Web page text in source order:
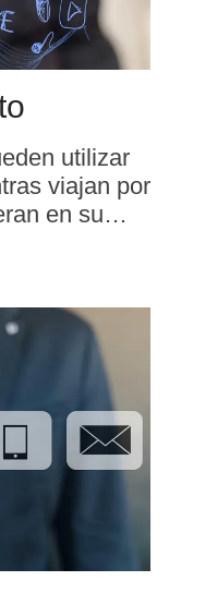
utilizar
viajan por
en su
si su
ilimitados
muy barata,
volumen
de datos en
tipo de
ese
puede
recargo